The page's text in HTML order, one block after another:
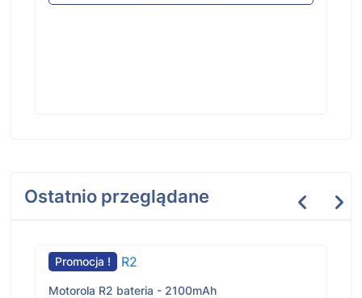
Ostatnio przeglądane
Promocja !
Motorola R2 bateria - 2100mAh